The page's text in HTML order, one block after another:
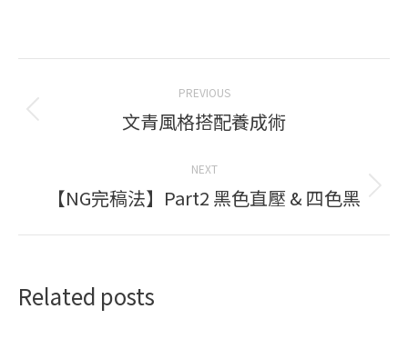
navigation
PREVIOUS
Previous
文青風格搭配養成術
NEXT
Next
【NG完稿法】Part2 黑色直壓 & 四色黑
Related posts